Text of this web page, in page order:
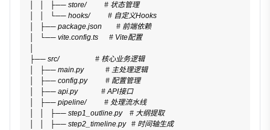
│   │   ├── store/          # 状态管理
│   │   └── hooks/          # 自定义Hooks
│   ├── package.json        # 前端依赖
│   └── vite.config.ts      # Vite配置
├── src/                    # 核心业务逻辑
│   ├── main.py            # 主处理逻辑
│   ├── config.py          # 配置管理
│   ├── api.py             # API接口
│   ├── pipeline/          # 处理流水线
│   │   ├── step1_outline.py    # 大纲提取
│   │   ├── step2_timeline.py   # 时间轴生成